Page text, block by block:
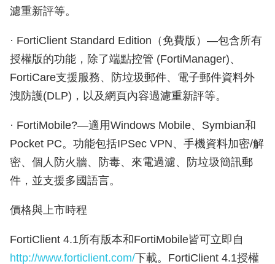
濾重新評等。
· FortiClient Standard Edition（免費版）—包含所有
授權版的功能，除了端點控管 (FortiManager)、
FortiCare支援服務、防垃圾郵件、電子郵件資料外
洩防護(DLP)，以及網頁內容過濾重新評等。
· FortiMobile?—適用Windows Mobile、Symbian和
Pocket PC。功能包括IPSec VPN、手機資料加密/解
密、個人防火牆、防毒、來電過濾、防垃圾簡訊郵
件，並支援多國語言。
價格與上市時程
FortiClient 4.1所有版本和FortiMobile皆可立即自
http://www.forticlient.com/下載。FortiClient 4.1授權